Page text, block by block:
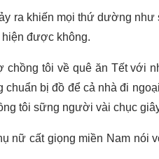
ra khiến mọi thứ dường như
được không.
chồng tôi về quê ăn Tết với
chuẩn bị đồ để cả nhà đi
tôi sững người vài chục
nữ cất giọng miền Nam nói